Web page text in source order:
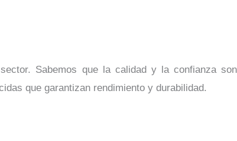
Sabemos que la calidad y la confianza son
que garantizan rendimiento y durabilidad.